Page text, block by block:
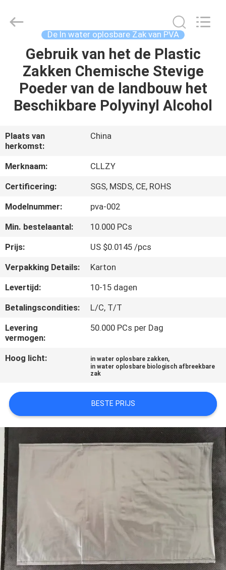
THUIS
PRODUCTEN
ONS
FABRIEKSTOCHT
KWALITEITSCONTROLE
NIEUWS
VRAAG
EEN
SITEMAP
PRIVACY
Greencradleland
Macromolecule
De In water oplosbare Zak van PVA
Gebruik van het de Plastic
Zakken Chemische Stevige
Poeder van de landbouw het
Beschikbare Polyvinyl Alcohol
Plaats van
herkomst:
China
Merknaam:
CLLZY
Certificering:
SGS, MSDS, CE, ROHS
Modelnummer:
pva-002
Min. bestelaantal:
10.000 PCs
Prijs:
US $0.0145 /pcs
Verpakking Details:
Karton
Levertijd:
10-15 dagen
Betalingscondities:
L/C, T/T
Levering
vermogen:
50.000 PCs per Dag
Hoog licht: in water oplosbare zakken,
in water oplosbare biologisch afbreekbare
zak
BESTE PRIJS